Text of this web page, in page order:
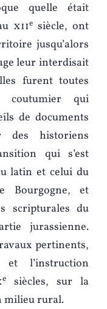
quelle était
xiie siècle, ont
jusqu’alors
leur interdisait
furent toutes
coutumier qui
de documents
des historiens
qui s’est
latin et celui du
Bourgogne, et
scripturales du
jurassienne.
pertinents,
et l’instruction
e
siècles, sur la
milieu rural.